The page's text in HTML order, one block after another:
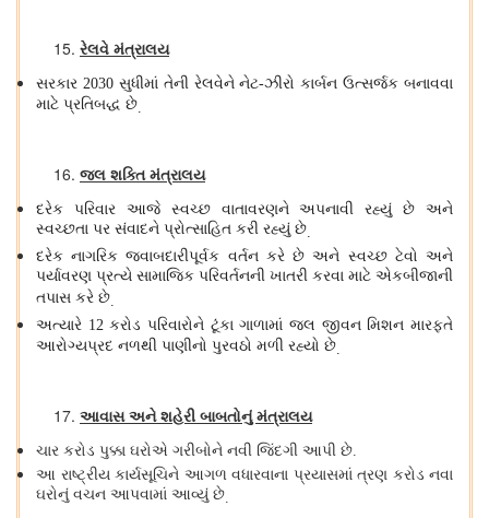
રેલવે મંત્રાલય
સરકાર 2030 સુધીમાં તેની રેલવેને નેટ-ઝીરો કાર્બન ઉત્સર્જક બનાવવા
માટે પ્રતિબદ્ધ છે.
જલ શક્તિ મંત્રાલય
દરેક પરિવાર આજે સ્વચ્છ વાતાવરણને અપનાવી રહ્યું છે અને
સ્વચ્છતા પર સંવાદને પ્રોત્સાહિત કરી રહ્યું છે.
દરેક નાગરિક જવાબદારીપૂર્વક વર્તન કરે છે અને સ્વચ્છ ટેવો અને
પર્યાવરણ પ્રત્યે સામાજિક પરિવર્તનની ખાતરી કરવા માટે એકબીજાની
તપાસ કરે છે.
અત્યારે 12કરોડ પરિવારોને ટૂંકા ગાળામાં જલ જીવન મિશન મારફતે
આરોગ્યપ્રદ નળથી પાણીનો પુરવઠો મળી રહ્યો છે.
આવાસ અને શહેરી બાબતોનું મંત્રાલય
ચાર કરોડ પુક્કા ઘરોએ ગરીબોને નવી જિંદગી આપી છે.
આ રાષ્ટ્રીય કાર્યસૂચિને આગળ વધારવાના પ્રયાસમાં ત્રણ કરોડ નવા
ઘરોનું વચન આપવામાં આવ્યું છે.